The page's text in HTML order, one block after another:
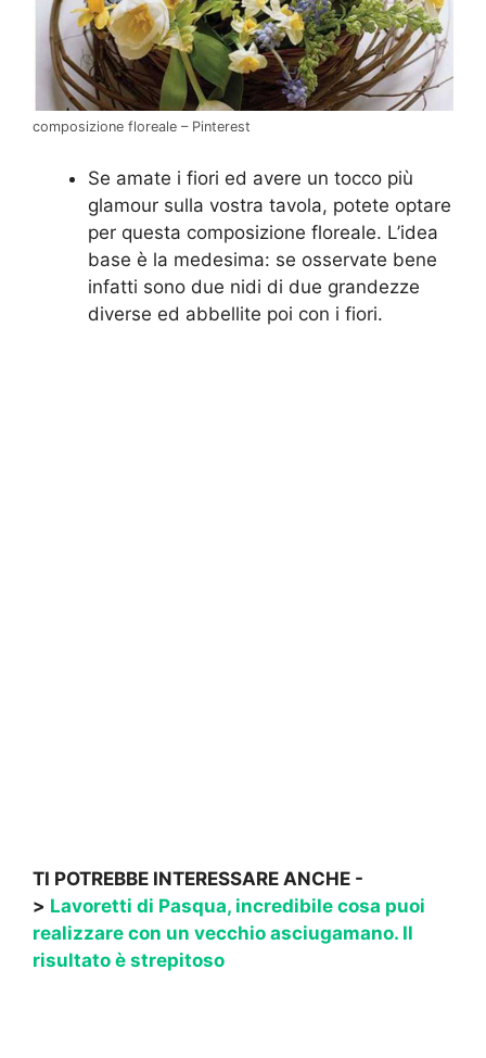
composizione floreale – Pinterest
Se amate i fiori ed avere un tocco più
glamour sulla vostra tavola, potete optare
per questa composizione floreale. L’idea
base è la medesima: se osservate bene
infatti sono due nidi di due grandezze
diverse ed abbellite poi con i fiori.
TI POTREBBE INTERESSARE ANCHE -
> Lavoretti di Pasqua, incredibile cosa puoi
realizzare con un vecchio asciugamano. Il
risultato è strepitoso